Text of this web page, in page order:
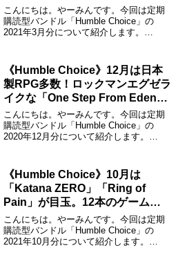
など12本の豪華ゲームバンドルを
紹介
こんにちは。やーみんです。今回は定期
購読型バンドル「Humble Choice」の
2021年3月分について紹介します。
下記のページで詳しく説明しているので
購...
《Humble Choice》12月は日本
製RPG多数！ロックマンエグゼラ
イクな「One Step From Eden」
も。豪華なPCゲームバンドルを
紹介
こんにちは。やーみんです。今回は定期
購読型バンドル「Humble Choice」の
2020年12月分について紹介します。
下記のページで詳しく説明しているの
で...
《Humble Choice》10月は
「Katana ZERO」「Ring of
Pain」が目玉。12本のゲームが
12ドルで買える定期購読型PCゲ
ームバンドルを紹介
こんにちは。やーみんです。今回は定期
購読型バンドル「Humble Choice」の
2021年10月分について紹介します。